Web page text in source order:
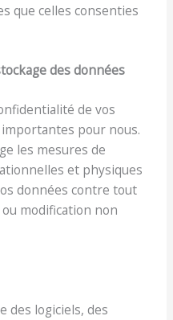
que celles consenties
des données
de vos
pour nous.
les mesures de
et physiques
données contre tout
modification non
des logiciels, des